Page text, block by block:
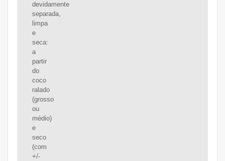
devidamente
separada,
limpa
e
seca:
a
partir
do
coco
ralado
(grosso
ou
médio)
e
seco
(com
+/-